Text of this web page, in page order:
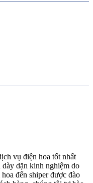
vụ điện hoa tốt nhất
dặn kinh nghiệm do
đến shiper được đào